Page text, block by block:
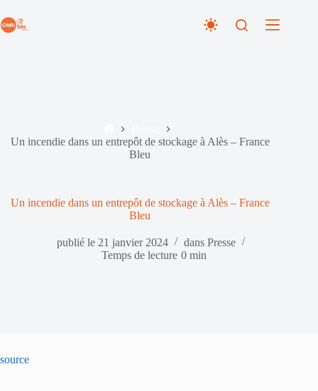
au
contenu
Accueil
Un incendie dans un entrepôt de stockage à Alès – France
Bleu
Un incendie dans un entrepôt de stockage à Alès – France
Bleu
publié le 21 janvier 2024 dans Presse
Temps de lecture 0 min
source